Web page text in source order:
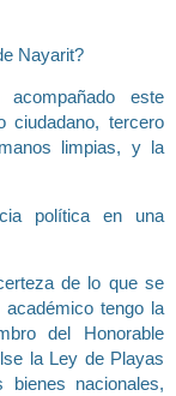
Nayarit?
este
ciudadano, tercero
limpias, y la
política en una
de lo que se
tengo la
del Honorable
la Ley de Playas
bienes nacionales,